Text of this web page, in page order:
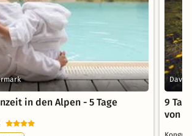
in den Alpen - 5 Tage
9
von